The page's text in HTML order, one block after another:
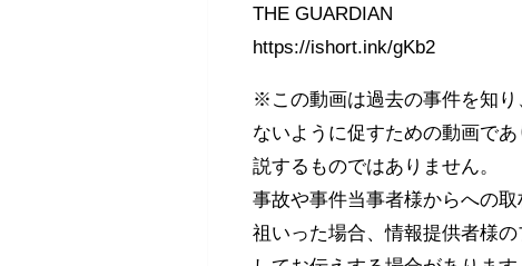
THE GUARDIAN
https://ishort.ink/gKb2
※この動画は過去の事件を知
ないように促すための動画で
説するものではありません。
事故や事件当事者様からへの
祖いった場合、情報提供者様